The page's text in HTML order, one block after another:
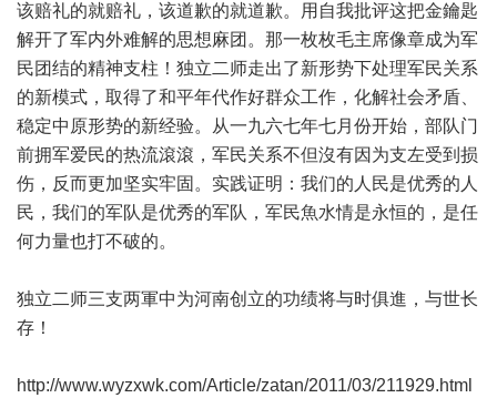
该赔礼的就赔礼，该道歉的就道歉。用自我批评这把金鑰匙
解开了军内外难解的思想麻团。那一枚枚毛主席像章成为军
民团结的精神支柱！独立二师走出了新形势下处理军民关系
的新模式，取得了和平年代作好群众工作，化解社会矛盾、
稳定中原形势的新经验。从一九六七年七月份开始，部队门
前拥军爱民的热流滾滾，军民关系不但沒有因为支左受到损
伤，反而更加坚实牢固。实践证明：我们的人民是优秀的人
民，我们的军队是优秀的军队，军民魚水情是永恒的，是任
何力量也打不破的。
独立二师三支两軍中为河南创立的功绩将与时俱進，与世长
存！
http://www.wyzxwk.com/Article/zatan/2011/03/211929.html